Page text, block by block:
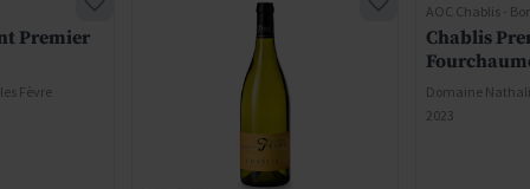
Premier
Fèvre
AOC Chablis -
Chablis
Domaine
2023